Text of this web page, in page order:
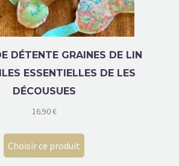
DÉTENTE GRAINES DE LIN
ESSENTIELLES DE LES
DÉCOUSUES
16.90€
Choisir ce produit